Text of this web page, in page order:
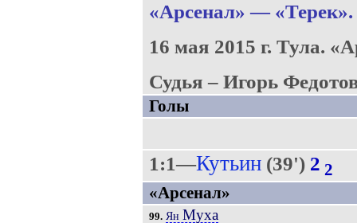
«Арсенал» — «Терек»
16 мая 2015 г. Тула.
Судья – Игорь
Голы
1:1—Кутьин(39') 2 2
«Арсенал»
99. Ян Муха